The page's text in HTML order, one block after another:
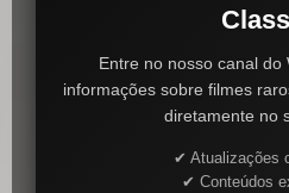
Entre no nosso canal do
informações sobre filmes
diretamente no
✔ Atualizações
✔ Conteúdos